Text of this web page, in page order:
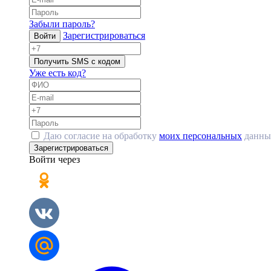
Забыли пароль?
Войти Зарегистрироваться
Получить SMS с кодом
Уже есть код?
Даю согласие на обработку моих персональных
Зарегистрироваться
Войти через